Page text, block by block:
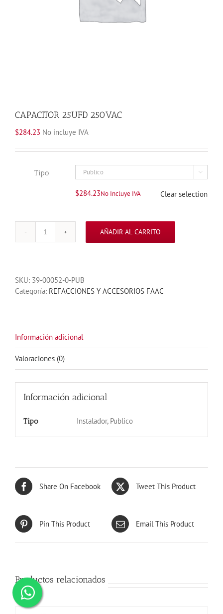
CAPACITOR 25UFD 250VAC
$284.23 No incluye IVA
Tipo 
$284.23No Incluye IVA Clear selection
CAPACITOR
AÑADIR AL CARRITO
SKU: 39-00052-0-PUB
Categoría: REFACCIONES Y ACCESORIOS FAAC
Información adicional
Valoraciones (0)
Información adicional
Tipo Instalador, Publico
Share On Facebook Tweet This Product
Pin This Product Email This Product
Productos relacionados